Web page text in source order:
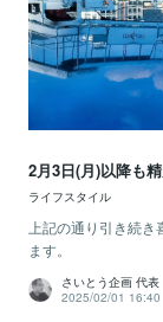
2月3日(月)以降も
ライフスタイル
上記の通り引き続
ます。
さいとう企画 代表
2025/02/01 16:40